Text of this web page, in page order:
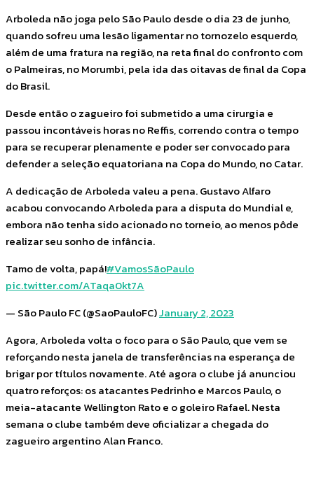
Arboleda não joga pelo São Paulo desde o dia 23 de junho,
quando sofreu uma lesão ligamentar no tornozelo esquerdo,
além de uma fratura na região, na reta final do confronto com
o Palmeiras, no Morumbi, pela ida das oitavas de final da Copa
do Brasil.
Desde então o zagueiro foi submetido a uma cirurgia e
passou incontáveis horas no Reffis, correndo contra o tempo
para se recuperar plenamente e poder ser convocado para
defender a seleção equatoriana na Copa do Mundo, no Catar.
A dedicação de Arboleda valeu a pena. Gustavo Alfaro
acabou convocando Arboleda para a disputa do Mundial e,
embora não tenha sido acionado no torneio, ao menos pôde
realizar seu sonho de infância.
Tamo de volta, papá!#VamosSãoPaulo
pic.twitter.com/ATaqa0kt7A
— São Paulo FC (@SaoPauloFC)January 2, 2023
Agora, Arboleda volta o foco para o São Paulo, que vem se
reforçando nesta janela de transferências na esperança de
brigar por títulos novamente. Até agora o clube já anunciou
quatro reforços: os atacantes Pedrinho e Marcos Paulo, o
meia-atacante Wellington Rato e o goleiro Rafael. Nesta
semana o clube também deve oficializar a chegada do
zagueiro argentino Alan Franco.